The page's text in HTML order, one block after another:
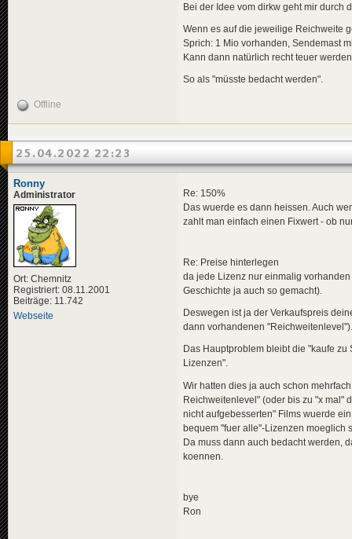
Bei der Idee vom dirkw geht mir durch
Wenn es auf die jeweilige Reichweite
Sprich: 1 Mio vorhanden, Sendemast
Kann dann natürlich recht teuer
So als "müsste bedacht werden".
Offline
25.04.2022 22:23
Ronny
Administrator
Ort: Chemnitz
Registriert: 08.11.2001
Beiträge: 11.742
Webseite
Re: 150%
Das wuerde es dann heissen. Auch
zahlt man einfach einen Fixwert - ob
Re: Preise hinterlegen
da jede Lizenz nur einmalig
Geschichte ja auch so gemacht).
Deswegen ist ja der Verkaufspreis
dann vorhandenen "Reichweitenlevel").
Das Hauptproblem bleibt die "kaufe
Lizenzen".
Wir hatten dies ja auch schon
Reichweitenlevel" (oder bis zu "x mal"
nicht aufgebesserten" Films wuerde
bequem "fuer alle"-Lizenzen moeglich
Da muss dann auch bedacht werden,
koennen.
bye
Ron